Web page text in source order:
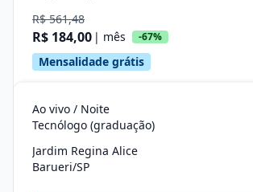
R$ 561,48
R$ 184,00 | mês -67%
Mensalidade grátis
Ao vivo / Noite
Tecnólogo (graduação)
Jardim Regina Alice
Barueri/SP